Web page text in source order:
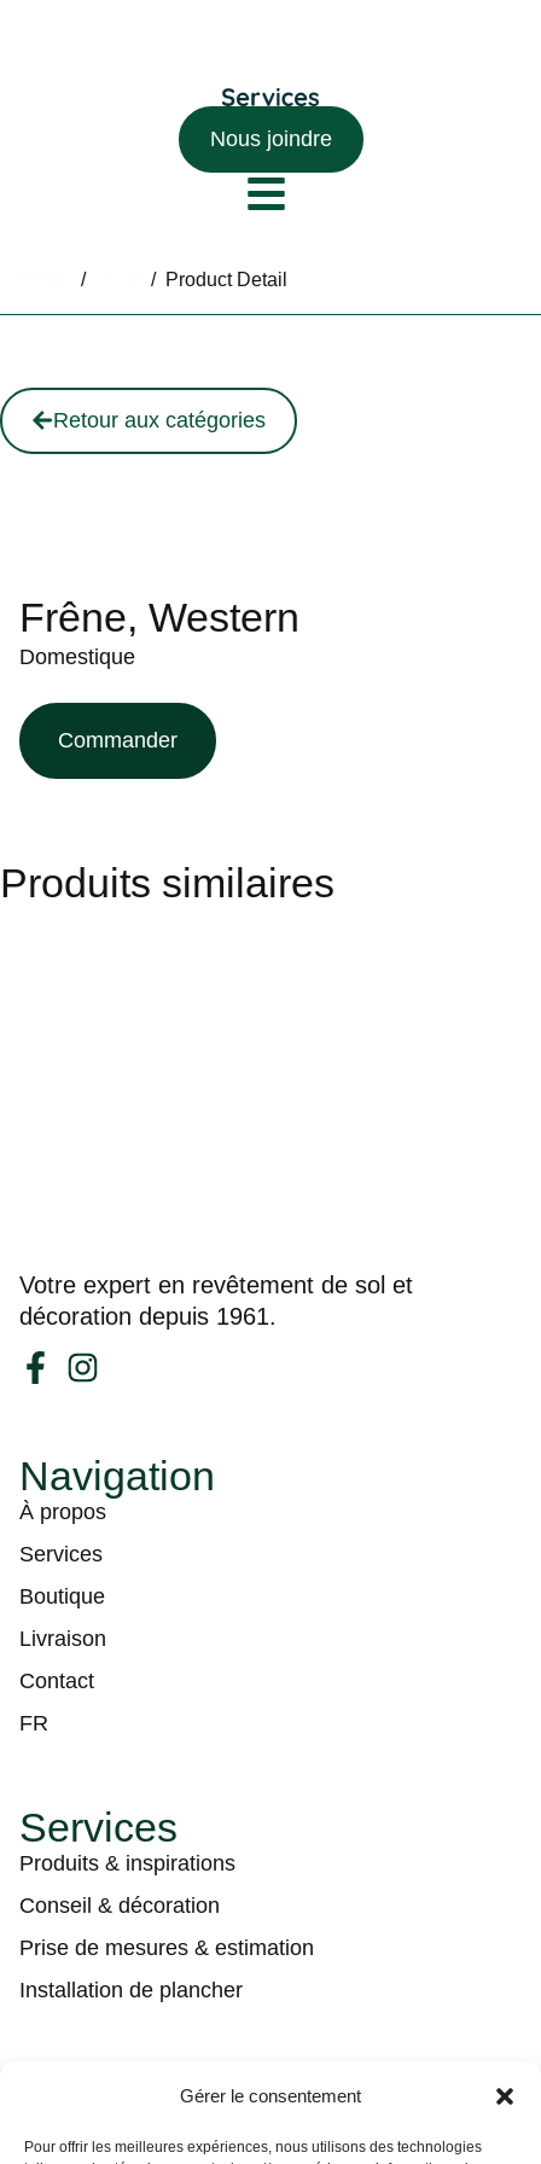
Gérer le consentement
Pour offrir les meilleures expériences, nous utilisons des technologies
Nous joindre
/ / Product Detail
Retour aux catégories
Frêne, Western
Domestique
Commander
Produits similaires
Votre expert en revêtement de sol et
décoration depuis 1961.
Navigation
À propos
Services
Boutique
Livraison
Contact
FR
Services
Produits & inspirations
Conseil & décoration
Prise de mesures & estimation
Installation de plancher